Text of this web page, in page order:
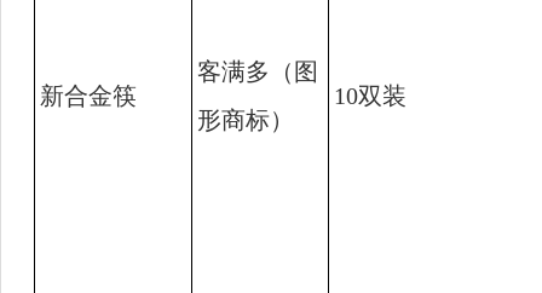
新合金筷
客满多（图
形商标）
10双装